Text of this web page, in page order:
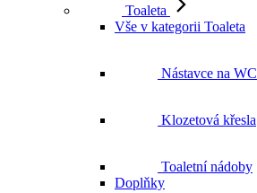
Toaleta
Vše v kategorii Toaleta
Nástavce na WC
Klozetová křesla
Toaletní nádoby
Doplňky